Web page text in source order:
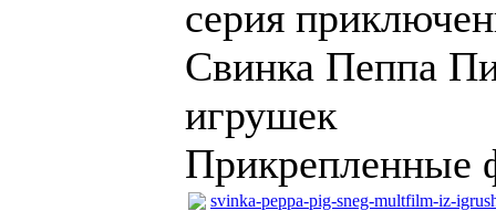
серия
Свинка Пеппа
игрушек
Прикрепленные
svinka-peppa-pig-sneg-multfilm-iz-